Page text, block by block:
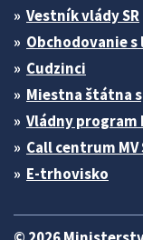
Vestník vlády SR
Obchodovanie
Cudzinci
Miestna štátna
Vládny program
Call centrum MV
E-trhovisko